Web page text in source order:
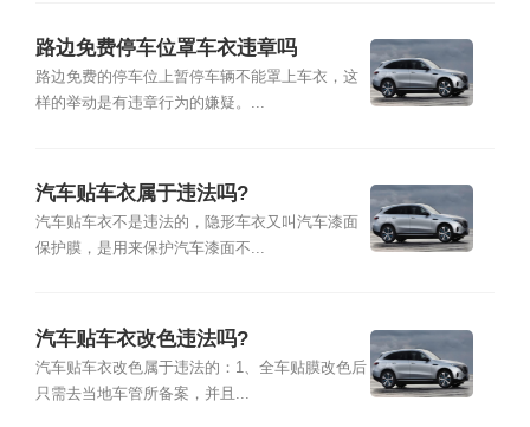
路边免费停车位罩车衣违章吗
路边免费的停车位上暂停车辆不能罩上车衣，这
样的举动是有违章行为的嫌疑。...
汽车贴车衣属于违法吗?
汽车贴车衣不是违法的，隐形车衣又叫汽车漆面
保护膜，是用来保护汽车漆面不...
汽车贴车衣改色违法吗?
汽车贴车衣改色属于违法的：1、全车贴膜改色后
只需去当地车管所备案，并且...